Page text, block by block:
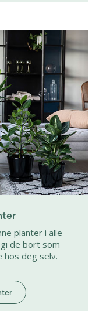
planter i alle
de bort som
hos deg selv.